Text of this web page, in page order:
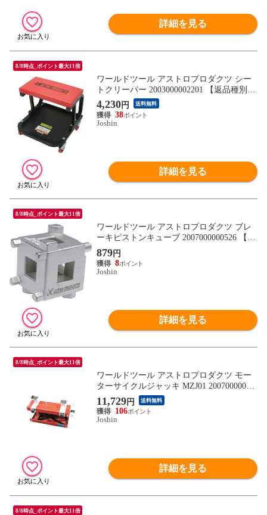
詳細を見る
8/8時点_ポイント最大11倍
ワールドツール アストロプロダクツ シー
トクリーパー 2003000002201 【返品種別
B】
4,230円 送料無料
38
Joshin
詳細を見る
8/8時点_ポイント最大11倍
ワールドツール アストロプロダクツ ブレ
ーキピストンキューブ 2007000000526 【返
品種別B】
879円
8
Joshin
詳細を見る
8/8時点_ポイント最大11倍
ワールドツール アストロプロダクツ モー
ターサイクルジャッキ MZJ01 20070000006
87 【返品種別B】
11,729円 送料無料
106
Joshin
詳細を見る
8/8時点_ポイント最大11倍